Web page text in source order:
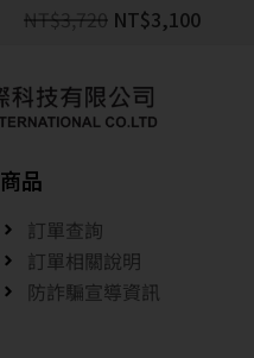
NT$3,720 NT$3,100
商品
訂單查詢
訂單相關說明
防詐騙宣導資訊